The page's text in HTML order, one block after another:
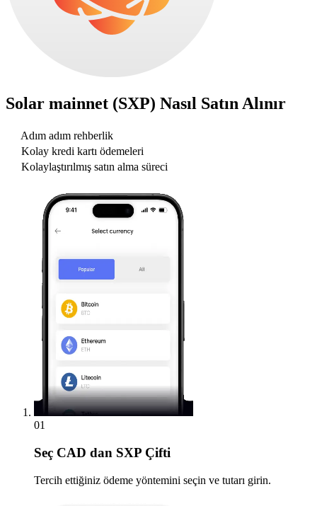
Solar mainnet (SXP) Nasıl Satın Alınır
Adım adım rehberlik
Kolay kredi kartı ödemeleri
Kolaylaştırılmış satın alma süreci
01
Seç CAD dan SXP Çifti
Tercih ettiğiniz ödeme yöntemini seçin ve tutarı girin.